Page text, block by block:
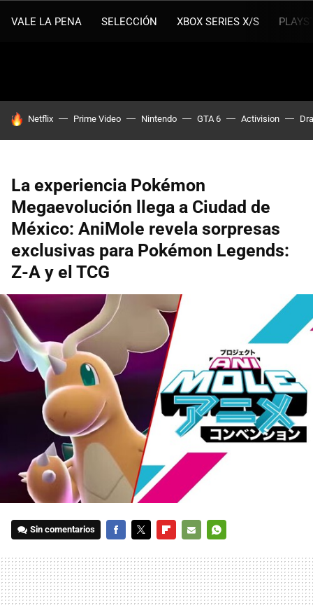
VALE LA PENA SELECCIÓN XBOX SERIES X/S
HOY SE HABLA DE
Netflix Prime Video Nintendo GTA 6 Activision
La experiencia Pokémon
Megaevolución llega a Ciudad de
México: AniMole revela sorpresas
exclusivas para Pokémon Legends:
Z-A y el TCG
Sin comentarios
MAIL